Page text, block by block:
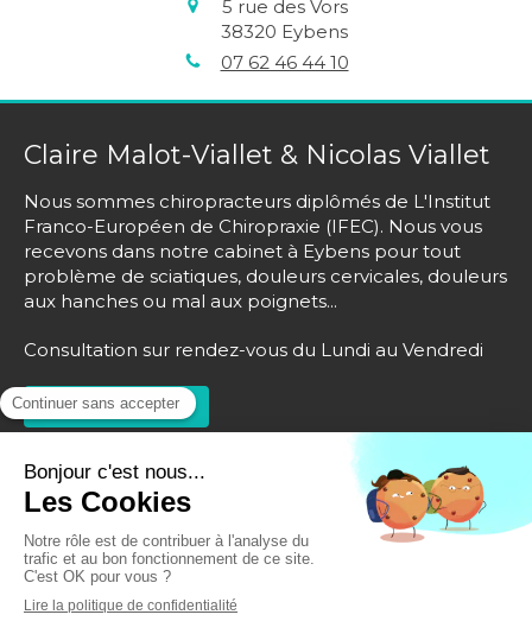
5 rue des Vors
38320 Eybens
07 62 46 44 10
Claire Malot-Viallet & Nicolas Viallet
Nous sommes chiropracteurs diplômés de L'Institut
Franco-Européen de Chiropraxie (IFEC). Nous vous
recevons dans notre cabinet à Eybens pour tout
problème de sciatiques, douleurs cervicales, douleurs
aux hanches ou mal aux poignets...
Consultation sur rendez-vous du Lundi au Vendredi
Prendre rendez-vous
© Claire Malot-Viallet & Nicolas Viallet - Chiropracteur
Eybens